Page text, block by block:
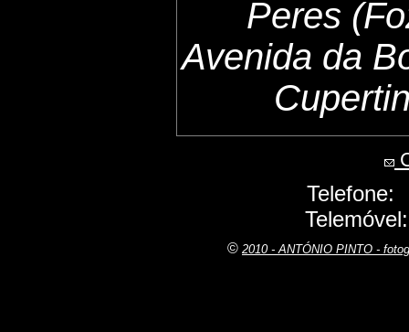
Peres
Avenida da
Telefone:
© 2010 - ANTÓNIO PINTO -